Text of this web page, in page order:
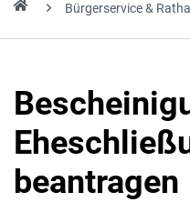
Bürgerservice &
beantragen